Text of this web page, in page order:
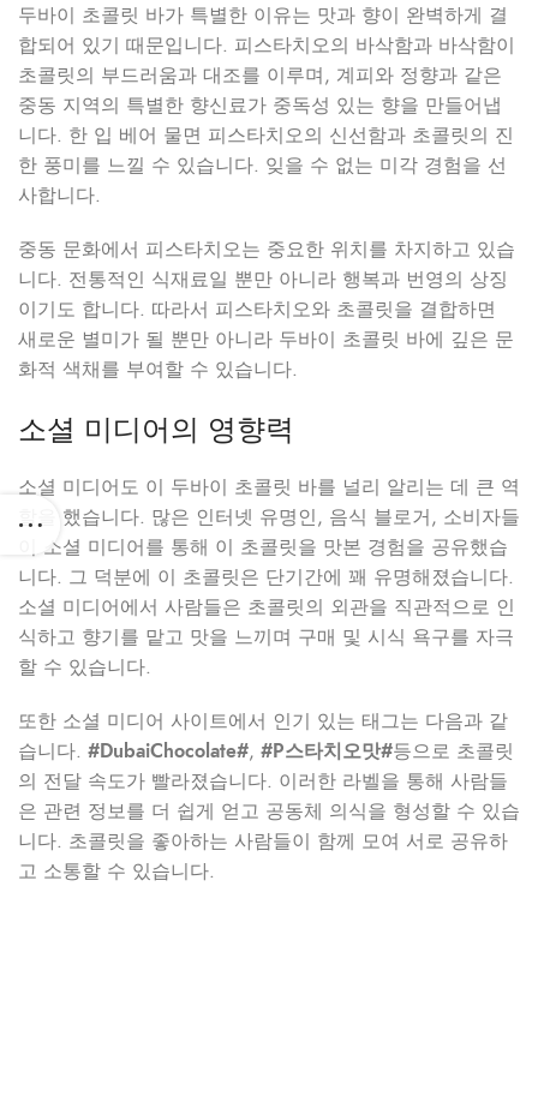
두바이 초콜릿 바가 특별한 이유는 맛과 향이 완벽하게 결
합되어 있기 때문입니다. 피스타치오의 바삭함과 바삭함이
초콜릿의 부드러움과 대조를 이루며, 계피와 정향과 같은
중동 지역의 특별한 향신료가 중독성 있는 향을 만들어냅
니다. 한 입 베어 물면 피스타치오의 신선함과 초콜릿의 진
한 풍미를 느낄 수 있습니다. 잊을 수 없는 미각 경험을 선
사합니다.
중동 문화에서 피스타치오는 중요한 위치를 차지하고 있습
니다. 전통적인 식재료일 뿐만 아니라 행복과 번영의 상징
이기도 합니다. 따라서 피스타치오와 초콜릿을 결합하면
새로운 별미가 될 뿐만 아니라 두바이 초콜릿 바에 깊은 문
화적 색채를 부여할 수 있습니다.
소셜 미디어의 영향력
소셜 미디어도 이 두바이 초콜릿 바를 널리 알리는 데 큰 역
할을 했습니다. 많은 인터넷 유명인, 음식 블로거, 소비자들
이 소셜 미디어를 통해 이 초콜릿을 맛본 경험을 공유했습
니다. 그 덕분에 이 초콜릿은 단기간에 꽤 유명해졌습니다.
소셜 미디어에서 사람들은 초콜릿의 외관을 직관적으로 인
식하고 향기를 맡고 맛을 느끼며 구매 및 시식 욕구를 자극
할 수 있습니다.
또한 소셜 미디어 사이트에서 인기 있는 태그는 다음과 같
습니다. #DubaiChocolate#, #P스타치오맛#등으로 초콜릿
의 전달 속도가 빨라졌습니다. 이러한 라벨을 통해 사람들
은 관련 정보를 더 쉽게 얻고 공동체 의식을 형성할 수 있습
니다. 초콜릿을 좋아하는 사람들이 함께 모여 서로 공유하
고 소통할 수 있습니다.